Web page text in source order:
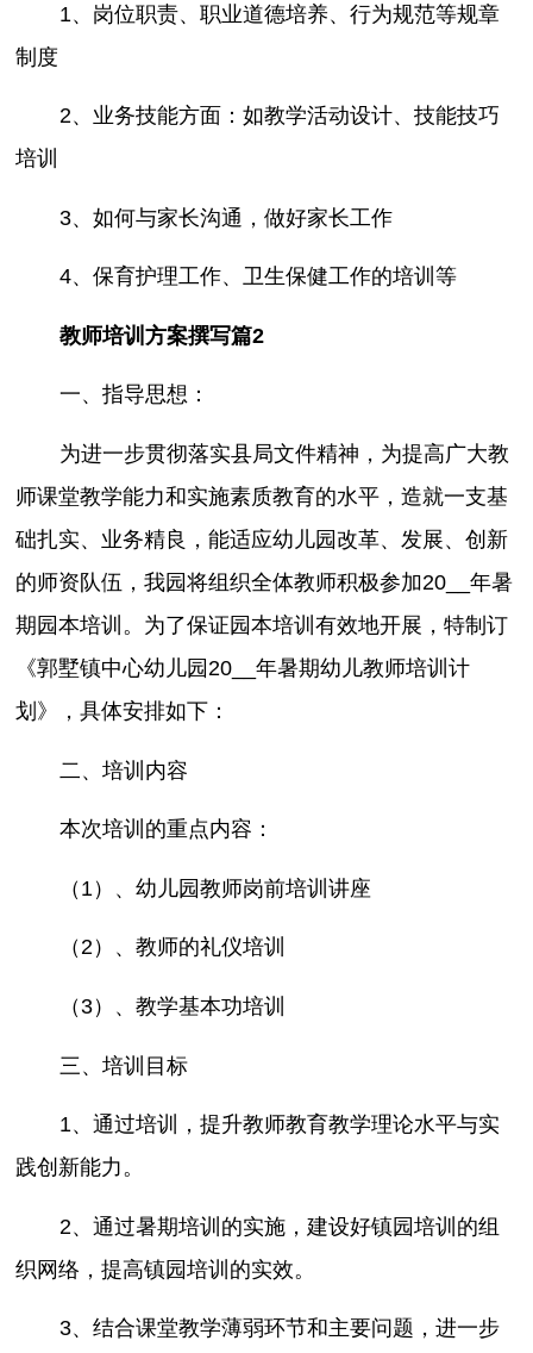
1、岗位职责、职业道德培养、行为规范等规章
制度
2、业务技能方面：如教学活动设计、技能技巧
培训
3、如何与家长沟通，做好家长工作
4、保育护理工作、卫生保健工作的培训等
教师培训方案撰写篇2
一、指导思想：
为进一步贯彻落实县局文件精神，为提高广大教
师课堂教学能力和实施素质教育的水平，造就一支基
础扎实、业务精良，能适应幼儿园改革、发展、创新
的师资队伍，我园将组织全体教师积极参加20__年暑
期园本培训。为了保证园本培训有效地开展，特制订
《郭墅镇中心幼儿园20__年暑期幼儿教师培训计
划》，具体安排如下：
二、培训内容
本次培训的重点内容：
（1）、幼儿园教师岗前培训讲座
（2）、教师的礼仪培训
（3）、教学基本功培训
三、培训目标
1、通过培训，提升教师教育教学理论水平与实
践创新能力。
2、通过暑期培训的实施，建设好镇园培训的组
织网络，提高镇园培训的实效。
3、结合课堂教学薄弱环节和主要问题，进一步